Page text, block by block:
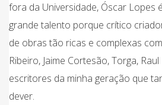
fora da Universidade, Óscar Lopes
grande talento porque crítico
de obras tão ricas e complexas
Ribeiro, Jaime Cortesão, Torga,
escritores da minha geração que
dever.